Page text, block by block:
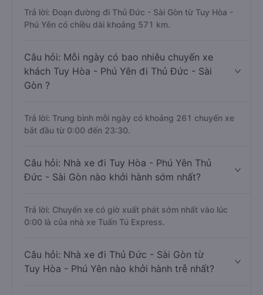
Trả lời: Đoạn đường đi Thủ Đức - Sài Gòn từ Tuy Hòa -
Phú Yên có chiều dài khoảng 571 km.
Câu hỏi: Mỗi ngày có bao nhiêu chuyến xe
khách Tuy Hòa - Phú Yên đi Thủ Đức - Sài
Gòn ?
Trả lời: Trung bình mỗi ngày có khoảng 261 chuyến xe
bắt đầu từ 0:00 đến 23:30.
Câu hỏi: Nhà xe đi Tuy Hòa - Phú Yên Thủ
Đức - Sài Gòn nào khởi hành sớm nhất?
Trả lời: Chuyến xe có giờ xuất phát sớm nhất vào lúc
0:00 là của nhà xe Tuấn Tú Express.
Câu hỏi: Nhà xe đi Thủ Đức - Sài Gòn từ
Tuy Hòa - Phú Yên nào khởi hành trễ nhất?